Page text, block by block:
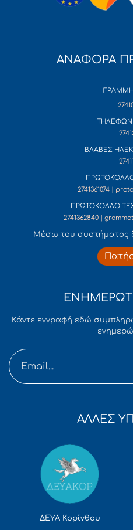
ΑΝΑΦΟΡΑ
ΒΛΑΒΕΣ
2741361074 |
ΠΡΩΤΟΚΟΛΛΟ
2741362840 |
Mέσω του συστήματος
Κάντε εγγραφή εδώ
ΑΛΛΕΣ
ΔΕΥΑ Κορίνθου